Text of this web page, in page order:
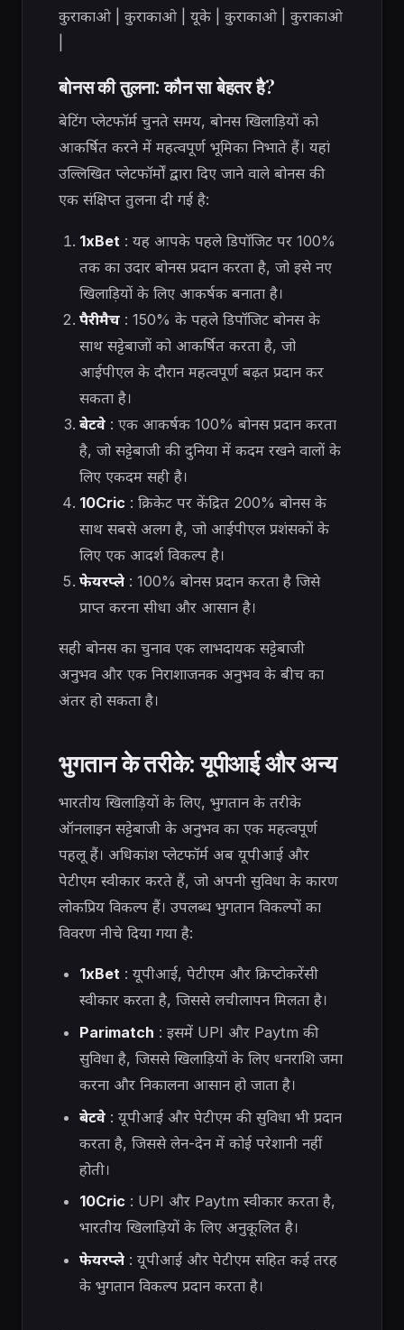
कुराकाओ | कुराकाओ | यूके | कुराकाओ | कुराकाओ
बोनस की तुलना: कौन सा बेहतर है?
बेटिंग प्लेटफॉर्म चुनते समय, बोनस खिलाड़ियों को
आकर्षित करने में महत्वपूर्ण भूमिका निभाते हैं। यहां
उल्लिखित प्लेटफॉर्मों द्वारा दिए जाने वाले बोनस की
एक संक्षिप्त तुलना दी गई है:
1xBet : यह आपके पहले डिपॉजिट पर 100%
तक का उदार बोनस प्रदान करता है, जो इसे नए
खिलाड़ियों के लिए आकर्षक बनाता है।
पैरीमैच: 150% के पहले डिपॉजिट बोनस के
साथ सट्टेबाजों को आकर्षित करता है, जो
आईपीएल के दौरान महत्वपूर्ण बढ़त प्रदान कर
सकता है।
बेटवे: एक आकर्षक 100% बोनस प्रदान करता
है, जो सट्टेबाजी की दुनिया में कदम रखने वालों के
लिए एकदम सही है।
10Cric: क्रिकेट पर केंद्रित 200% बोनस के
साथ सबसे अलग है, जो आईपीएल प्रशंसकों के
लिए एक आदर्श विकल्प है।
फेयरप्ले: 100% बोनस प्रदान करता है जिसे
प्राप्त करना सीधा और आसान है।
सही बोनस का चुनाव एक लाभदायक सट्टेबाजी
अनुभव और एक निराशाजनक अनुभव के बीच का
अंतर हो सकता है।
भुगतान के तरीके: यूपीआई और अन्य
भारतीय खिलाड़ियों के लिए, भुगतान के तरीके
ऑनलाइन सट्टेबाजी के अनुभव का एक महत्वपूर्ण
पहलू हैं। अधिकांश प्लेटफॉर्म अब यूपीआई और
पेटीएम स्वीकार करते हैं, जो अपनी सुविधा के कारण
लोकप्रिय विकल्प हैं। उपलब्ध भुगतान विकल्पों का
विवरण नीचे दिया गया है:
1xBet: यूपीआई, पेटीएम और क्रिप्टोकरेंसी
स्वीकार करता है, जिससे लचीलापन मिलता है।
Parimatch : इसमें UPI और Paytm की
सुविधा है, जिससे खिलाड़ियों के लिए धनराशि जमा
करना और निकालना आसान हो जाता है।
बेटवे: यूपीआई और पेटीएम की सुविधा भी प्रदान
करता है, जिससे लेन-देन में कोई परेशानी नहीं
होती।
10Cric: UPI और Paytm स्वीकार करता है,
भारतीय खिलाड़ियों के लिए अनुकूलित है।
फेयरप्ले: यूपीआई और पेटीएम सहित कई तरह
के भुगतान विकल्प प्रदान करता है।